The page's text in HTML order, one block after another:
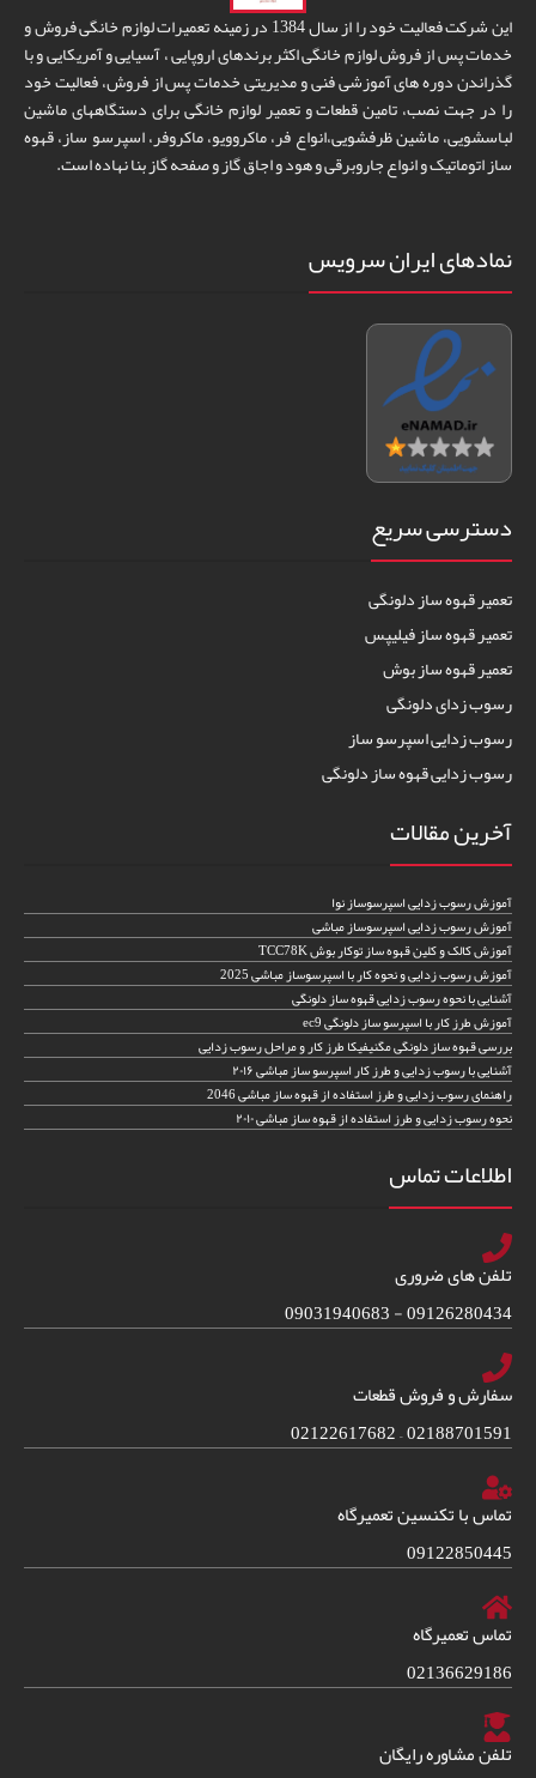
این شرکت فعالیت خود را از سال 1384 در زمینه تعمیرات لوازم خانگی فروش و
خدمات پس از فروش لوازم خانگی اکثر برندهای اروپایی ، آسیایی و آمریکایی و با
گذراندن دوره های آموزشی فنی و مدیریتی خدمات پس از فروش، فعالیت خود
را در جهت نصب، تامین قطعات و تعمیر لوازم خانگی برای دستگاههای ماشین
لباسشویی، ماشین ظرفشویی،انواع فر، ماکروویو، ماکروفر، اسپرسو ساز، قهوه
ساز اتوماتیک و انواع جاروبرقی و هود و اجاق گاز و صفحه گاز بنا نهاده است.
نمادهای ایران سرویس
دسترسی سریع
تعمیر قهوه ساز دلونگی
تعمیر قهوه ساز فیلیپس
تعمیر قهوه ساز بوش
رسوب زدای دلونگی
رسوب زدایی اسپرسو ساز
رسوب زدایی قهوه ساز دلونگی
آخرین مقالات
آموزش رسوب زدایی اسپرسوساز نوا
آموزش رسوب زدایی اسپرسوساز مباشی
آموزش کالک و کلین قهوه ساز توکار بوش TCC78K
آموزش رسوب زدایی و نحوه کار با اسپرسوساز مباشی 2025
آشنایی با نحوه رسوب زدایی قهوه ساز دلونگی
آموزش طرز کار با اسپرسو ساز دلونگی ec9
بررسی قهوه ساز دلونگی مگنیفیکا طرز کار و مراحل رسوب زدایی
آشنایی با رسوب زدایی و طرز کار اسپرسو ساز مباشی ۲۰۱۶
راهنمای رسوب زدایی و طرز استفاده از قهوه ساز مباشی 2046
نحوه رسوب زدایی و طرز استفاده از قهوه ساز مباشی ۲۰۱۰
اطلاعات تماس
تلفن های ضروری
09126280434 - 09031940683
سفارش و فروش قطعات
02188701591 – 02122617682
تماس با تکنسین تعمیرگاه
09122850445
تماس تعمیرگاه
02136629186
تلفن مشاوره رایگان